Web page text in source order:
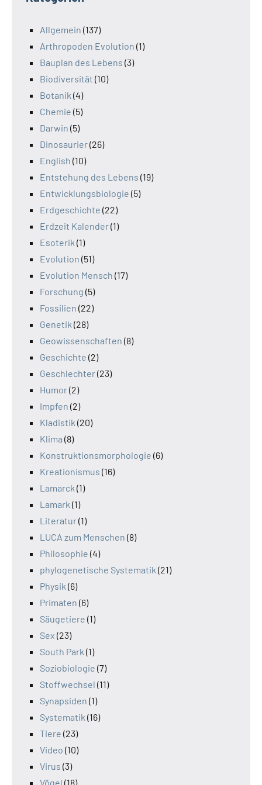
Allgemein (137)
Arthropoden Evolution (1)
Bauplan des Lebens (3)
Biodiversität (10)
Botanik (4)
Chemie (5)
Darwin (5)
Dinosaurier(26)
English (10)
Entstehung des Lebens (19)
Entwicklungsbiologie (5)
Erdgeschichte (22)
Erdzeit Kalender(1)
Esoterik (1)
Evolution (51)
Evolution Mensch (17)
Forschung (5)
Fossilien (22)
Genetik (28)
Geowissenschaften (8)
Geschichte (2)
Geschlechter(23)
Humor(2)
Impfen (2)
Kladistik (20)
Klima (8)
Konstruktionsmorphologie (6)
Kreationismus (16)
Lamarck (1)
Lamark (1)
Literatur(1)
LUCA zum Menschen (8)
Philosophie (4)
phylogenetische Systematik (21)
Physik (6)
Primaten (6)
Säugetiere (1)
Sex (23)
South Park (1)
Soziobiologie (7)
Stoffwechsel (11)
Synapsiden (1)
Systematik (16)
Tiere (23)
Video (10)
Virus (3)
Vögel (18)